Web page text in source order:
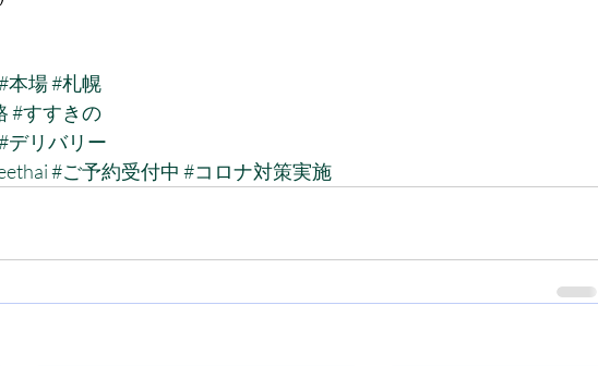
本場#札幌
#すすきの
デリバリー
#ご予約受付中 #コロナ対策実施